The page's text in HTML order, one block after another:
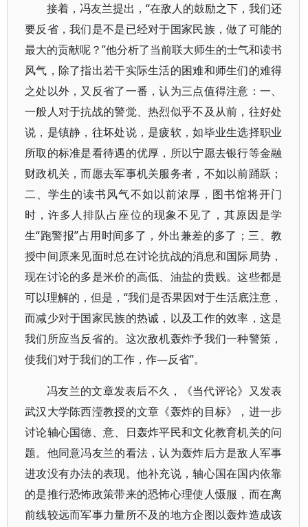
接着，冯友兰提出，“在敌人的鼓励之下，我们还
要反省，我们是不是已经对于国家民族，做了可能的
最大的贡献呢？”他分析了当前联大师生的士气和读书
风气，除了指出若干实际生活的困难和师生们的难得
之处以外，又反省了一番，认为三点值得注意：一、
一般人对于抗战的警觉、热烈似乎不及从前，往好处
说，是镇静，往坏处说，是疲软，如毕业生选择职业
所取的标准是看待遇的优厚，所以宁愿去银行等金融
财政机关，而愿去军事机关服务者，不如以前踊跃；
二、学生的读书风气不如以前浓厚，图书馆将开门
时，许多人排队占座位的现象不见了，其原因是学
生“跑警报”占用时间多了，外出兼差的多了；三、教
授中间原来见面时总在讨论抗战的消息和国际局势，
现在讨论的多是米价的高低、油盐的贵贱。这些都是
可以理解的，但是，“我们是否果因对于生活底注意，
而减少对于国家民族的热诚，以及工作的效率，这是
我们所应当反省的。这次敌机轰炸予我们一种警策，
使我们对于我们的工作，作—反省”。
冯友兰的文章发表后不久，《当代评论》又发表
武汉大学陈西滢教授的文章《轰炸的目标》，进一步
讨论轴心国德、意、日轰炸平民和文化教育机关的问
题。他同意冯友兰的看法，认为轰炸后方是敌人军事
进攻没有办法的表现。他补充说，轴心国在国内依靠
的是推行恐怖政策带来的恐怖心理使人慑服，而在离
前线较远而军事力量所不及的地方企图以轰炸造成该